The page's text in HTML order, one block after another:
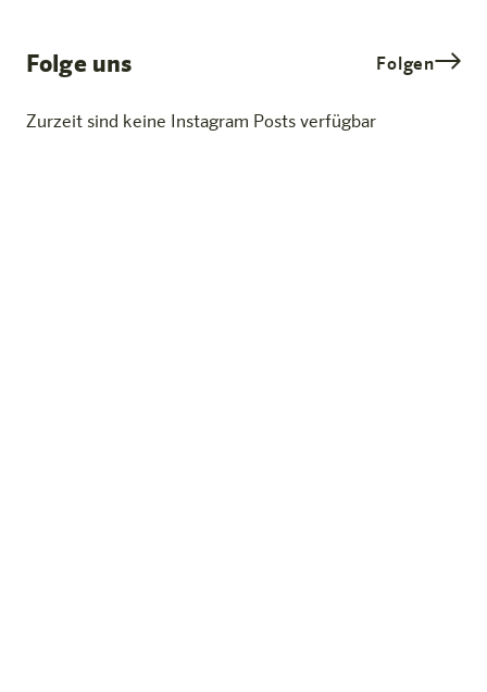
Folge uns Folgen
Zurzeit sind keine Instagram Posts verfügbar